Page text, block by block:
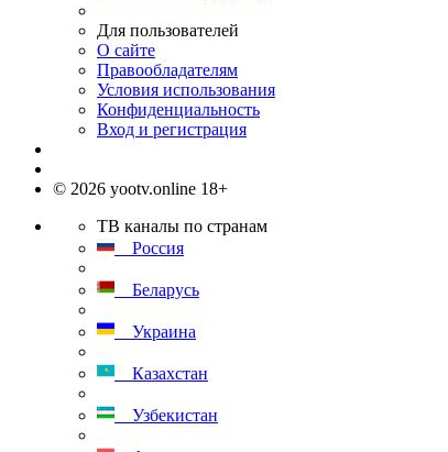
Для пользователей
О сайте
Правообладателям
Условия использования
Конфиденциальность
Вход и регистрация
© 2026 yootv.online 18+
ТВ каналы по странам
Россия
Беларусь
Украина
Казахстан
Узбекистан